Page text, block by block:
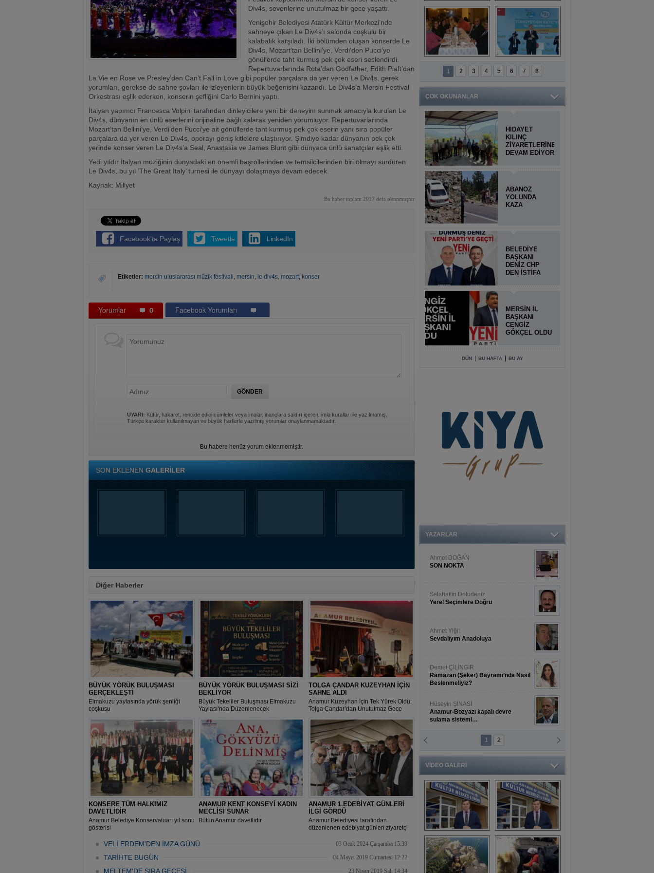
Div4s, sevenlerine unutulmaz bir gece yaşattı.
Yenişehir Belediyesi Atatürk Kültür Merkezi’nde
sahneye çıkan Le Div4s’ı salonda coşkulu bir
kalabalık karşıladı. İki bölümden oluşan konserde Le
Div4s, Mozart’tan Bellini’ye, Verdi’den Pucci’ye
gönüllerde taht kurmuş pek çok eseri seslendirdi.
Repertuvarlarında Rota’dan Godfather, Edith Piaft’dan
La Vie en Rose ve Presley’den Can’t Fall in Love gibi popüler parçalara da yer veren Le Div4s, gerek
yorumları, gerekse de sahne şovları ile izleyenlerin büyük beğenisini kazandı. Le Div4s’a Mersin Festival
Orkestrası eşlik ederken, konserin şefliğini Carlo Bernini yaptı.
İtalyan yapımcı Francesca Volpini tarafından dinleyicilere yeni bir deneyim sunmak amacıyla kurulan Le
Div4s, dünyanın en ünlü eserlerini orijinaline bağlı kalarak yeniden yorumluyor. Repertuvarlarında
Mozart’tan Bellini’ye, Verdi’den Pucci’ye ait gönüllerde taht kurmuş pek çok eserin yanı sıra popüler
parçalara da yer veren Le Div4s, operayı geniş kitlelere ulaştırıyor. Şimdiye kadar dünyanın pek çok
yerinde konser veren Le Div4s’a Seal, Anastasia ve James Blunt gibi dünyaca ünlü sanatçılar eşlik etti.
Yedi yıldır İtalyan müziğinin dünyadaki en önemli başrollerinden ve temsilcilerinden biri olmayı sürdüren
Le Div4s, bu yıl ’The Great Italy’ turnesi ile dünyayı dolaşmaya devam edecek.
Kaynak: Millyet
Bu haber toplam 2017 defa okunmuştur
Facebook'ta Paylaş Tweetle LinkedIn
Etiketler: mersin uluslararası müzik festivali, mersin, le div4s, mozart, konser
Yorumlar 0 Facebook Yorumları
UYARI: Küfür, hakaret, rencide edici cümleler veya imalar, inançlara saldırı içeren, imla kuralları ile yazılmamış,
Türkçe karakter kullanılmayan ve büyük harflerle yazılmış yorumlar onaylanmamaktadır.
Bu habere henüz yorum eklenmemiştir.
SON EKLENEN GALERİLER
Diğer Haberler
BÜYÜK YÖRÜK BULUŞMASI
GERÇEKLEŞTİ
Elmakuzu yaylasında yörük şenliği
coşkusu
BÜYÜK YÖRÜK BULUŞMASI SİZİ
BEKLİYOR
Büyük Tekeliler Buluşması Elmakuzu
Yaylası’nda Düzenlenecek
TOLGA ÇANDAR KUZEYHAN İÇİN
SAHNE ALDI
Anamur Kuzeyhan İçin Tek Yürek Oldu:
Tolga Çandar’dan Unutulmaz Gece
KONSERE TÜM HALKIMIZ
DAVETLİDİR
Anamur Belediye Konservatuarı yıl sonu
gösterisi
ANAMUR KENT KONSEYİ KADIN
MECLİSİ SUNAR
Bütün Anamur davetlidir
ANAMUR 1.EDEBİYAT GÜNLERİ
İLGİ GÖRDÜ
Anamur Belediyesi tarafından
düzenlenen edebiyat günleri ziyaretçi
VELİ ERDEM'DEN İMZA GÜNÜ 03 Ocak 2024 Çarşamba 15:39
TARİHTE BUGÜN 04 Mayıs 2019 Cumartesi 12:22
MELTEM'DE SIRA GECESİ 23 Nisan 2019 Salı 14:34
Titiopolis Antik
Kenti tanıtımı
Doğan Cüceloğlu,
İstanbul’da Mersinli
hemşerileriyle
buluştu
Anamurlular
Buluşması
KKTC’ye Su Temin
Projesi açılışı
1 2 3 4 5 6 7 8
ÇOK OKUNANLAR
HİDAYET
KILINÇ
ZİYARETLERİNE
DEVAM EDİYOR
ABANOZ
YOLUNDA
KAZA
BELEDİYE
BAŞKANI
DENİZ CHP
DEN İSTİFA
MERSİN İL
BAŞKANI
CENGİZ
GÖKÇEL OLDU
DÜN BU HAFTA BU AY
YAZARLAR
Ahmet DOĞAN
SON NOKTA
Selahattin Doludeniz
Yerel Seçimlere Doğru
Ahmet Yiğit
Sevdalıyım Anadoluya
Demet ÇİLİNGİR
Ramazan (Şeker) Bayramı’nda Nasıl
Beslenmeliyiz?
Hüseyin ŞİNASİ
Anamur-Bozyazı kapalı devre
sulama sistemi…
Bünyesinde Bahar Şöleni
1 2
VİDEO GALERİ
Başkan Türe'den
sansür açıklaması
Mahsun
Kırmızıgül’ün
filmine başkan
Mehmet Türe’den
sansür!